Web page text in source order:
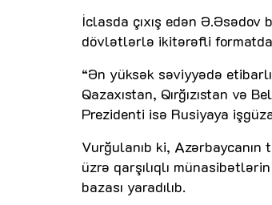
İclasda çıxış edən
dövlətlərlə ikitərəfli
“Ən yüksək səviyyədə
Qazaxıstan, Qırğızıstan
Prezidenti isə Rusiyaya
Vurğulanıb ki,
üzrə qarşılıqlı
bazası yaradılıb.